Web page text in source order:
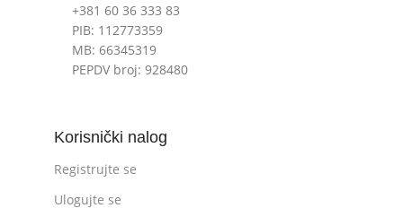
+381 60 36 333 83
PIB: 112773359
MB: 66345319
PEPDV broj: 928480
Korisnički nalog
Registrujte se
Ulogujte se